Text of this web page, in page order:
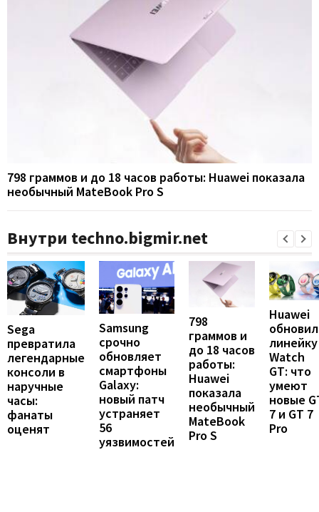
798 граммов и до 18 часов работы: Huawei показала
необычный MateBook Pro S
Внутри techno.bigmir.net
Sega
превратила
легендарные
консоли в
наручные
часы:
фанаты
оценят
Samsung
срочно
обновляет
смартфоны
Galaxy:
новый патч
устраняет
56
уязвимостей
798
граммов и
до 18 часов
работы:
Huawei
показала
необычный
MateBook
Pro S
Huawei
линейку
Watch
GT: что
умеют
новые
7 и GT 7
Pro